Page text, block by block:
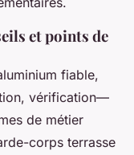
et points de
fiable,
vérification—
de métier
corps terrasse